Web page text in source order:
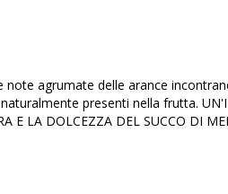
note agrumate delle arance
presenti nella frutta.
E LA DOLCEZZA DEL SUCCO DI